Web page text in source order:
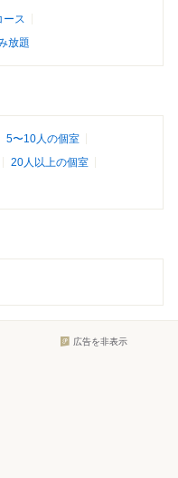
ース
放題
5〜10人の個室
20人以上の個室
広告を非表示